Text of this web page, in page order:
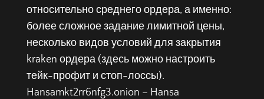
относительно среднего ордера, а именно:
более сложное задание лимитной цены,
несколько видов условий для закрытия
kraken ордера (здесь можно настроить
тейк-профит и стоп-лоссы).
Hansamkt2rr6nfg3.onion – Hansa